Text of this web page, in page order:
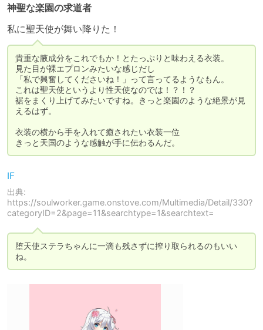
神聖な楽園の求道者
私に聖天使が舞い降りた！
貴重な腋成分をこれでもか！とたっぷりと味わえる衣装。
見た目が裸エプロンみたいな感じだし
「私で興奮してくださいね！」って言ってるようなもん。
これは聖天使というより性天使なのでは！？！？
裾をまくり上げてみたいですね。きっと楽園のような絶景が見
えるはず。
衣装の横から手を入れて癒されたい衣装一位
きっと天国のような感触が手に伝わるんだ。
IF
出典:
https://soulworker.game.onstove.com/Multimedia/Detail/330?
categoryID=2&page=11&searchtype=1&searchtext=
堕天使ステラちゃんに一滴も残さずに搾り取られるのもいい
ね。